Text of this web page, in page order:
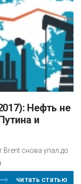
и
Brent снова упал до
читать статью